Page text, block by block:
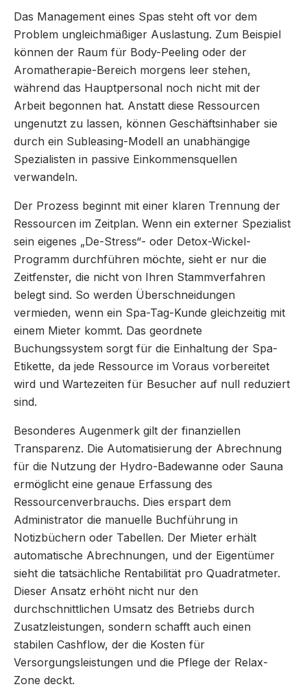
Das Management eines Spas steht oft vor dem
Problem ungleichmäßiger Auslastung. Zum Beispiel
können der Raum für Body-Peeling oder der
Aromatherapie-Bereich morgens leer stehen,
während das Hauptpersonal noch nicht mit der
Arbeit begonnen hat. Anstatt diese Ressourcen
ungenutzt zu lassen, können Geschäftsinhaber sie
durch ein Subleasing-Modell an unabhängige
Spezialisten in passive Einkommensquellen
verwandeln.
Der Prozess beginnt mit einer klaren Trennung der
Ressourcen im Zeitplan. Wenn ein externer Spezialist
sein eigenes „De-Stress“- oder Detox-Wickel-
Programm durchführen möchte, sieht er nur die
Zeitfenster, die nicht von Ihren Stammverfahren
belegt sind. So werden Überschneidungen
vermieden, wenn ein Spa-Tag-Kunde gleichzeitig mit
einem Mieter kommt. Das geordnete
Buchungssystem sorgt für die Einhaltung der Spa-
Etikette, da jede Ressource im Voraus vorbereitet
wird und Wartezeiten für Besucher auf null reduziert
sind.
Besonderes Augenmerk gilt der finanziellen
Transparenz. Die Automatisierung der Abrechnung
für die Nutzung der Hydro-Badewanne oder Sauna
ermöglicht eine genaue Erfassung des
Ressourcenverbrauchs. Dies erspart dem
Administrator die manuelle Buchführung in
Notizbüchern oder Tabellen. Der Mieter erhält
automatische Abrechnungen, und der Eigentümer
sieht die tatsächliche Rentabilität pro Quadratmeter.
Dieser Ansatz erhöht nicht nur den
durchschnittlichen Umsatz des Betriebs durch
Zusatzleistungen, sondern schafft auch einen
stabilen Cashflow, der die Kosten für
Versorgungsleistungen und die Pflege der Relax-
Zone deckt.